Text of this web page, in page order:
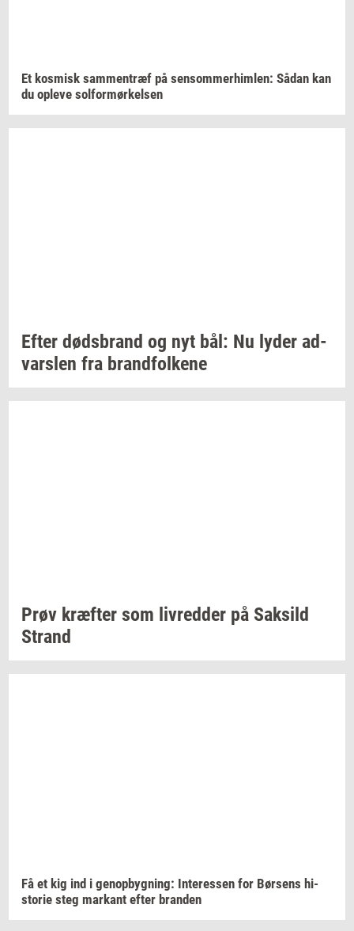
Et kos­misk sam­men­træf på sen­som­mer­him­len: Sådan kan
du op­le­ve sol­for­mør­kel­sen
Efter døds­brand og nyt bål: Nu lyder ad­
vars­len fra brand­fol­ke­ne
Prøv kræf­ter som liv­red­der på Sak­sild
Strand
Få et kig ind i genop­byg­ning: In­ter­es­sen for Bør­sens hi­
sto­rie steg mar­kant efter bran­den